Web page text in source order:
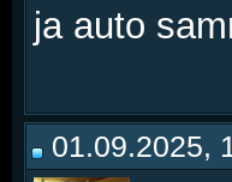
ja auto
01.09.2025,